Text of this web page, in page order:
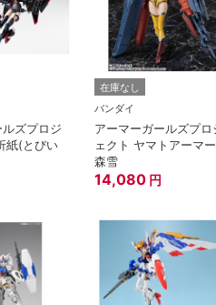
ズプロジ
紙(とびい
在庫なし
バンダイ
アーマーガールズプロ
ェクト ヤマトアーマ
森雪
14,080 円